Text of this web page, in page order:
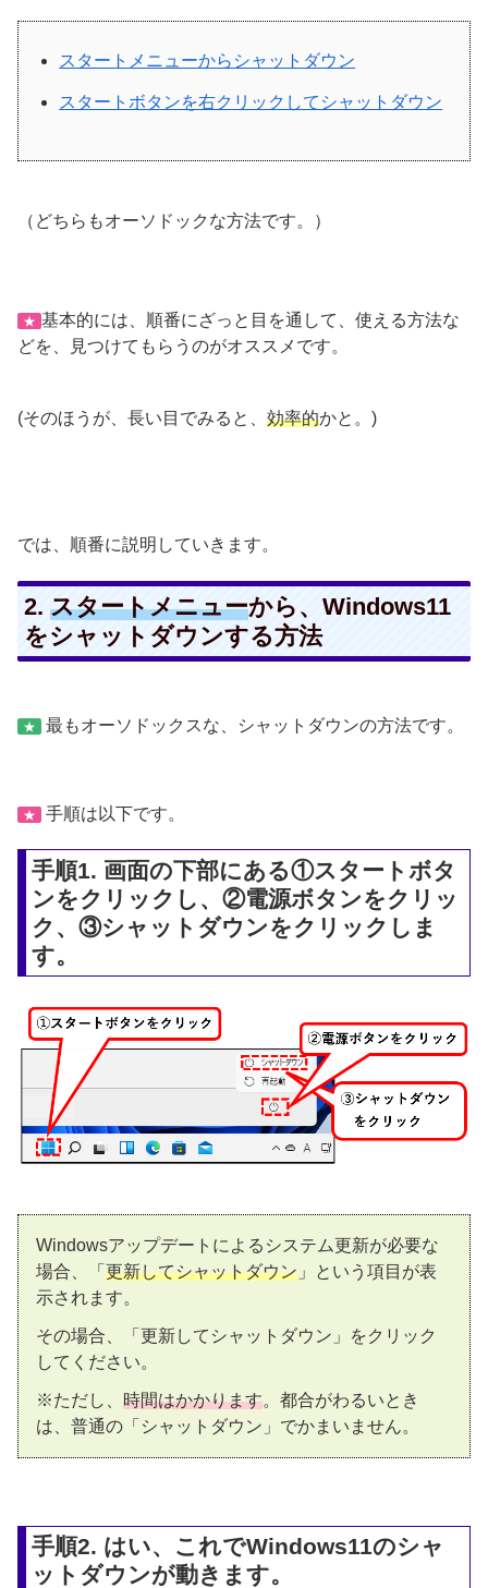
スタートメニューからシャットダウン
スタートボタンを右クリックしてシャットダウン
（どちらもオーソドックな方法です。）
★ 基本的には、順番にざっと目を通して、使える方法な
どを、見つけてもらうのがオススメです。
(そのほうが、長い目でみると、 効率的かと。)
では、順番に説明していきます。
2. スタートメニューから、Windows11
をシャットダウンする方法
★ 最もオーソドックスな、シャットダウンの方法です。
★ 手順は以下です。
手順1. 画面の下部にある①スタートボタ
ンをクリックし、②電源ボタンをクリッ
ク、③シャットダウンをクリックしま
す。
Windowsアップデートによるシステム更新が必要な
場合、「 更新してシャットダウン 」という項目が表
示されます。
その場合、「更新してシャットダウン」をクリック
してください。
※ただし、 時間はかかります。都合がわるいとき
は、普通の「シャットダウン」でかまいません。
手順2. はい、これでWindows11のシャ
ットダウンが動きます。